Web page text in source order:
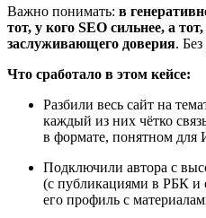
Важно понимать: в
тот, у кого SEO сильнее, а
заслуживающего доверия.
Что сработало в этом кейсе:
Разбили весь сайт на
каждый из них чётко
в формате, понятном для
Подключили автора с
(с публикациями в РБК и
его профиль с